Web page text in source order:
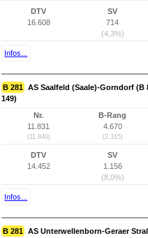
DTV
16.608
SV
714
(4,3%)
Infos...
B 281 AS Saalfeld (Saale)-Gorndorf (B
149)
Nr.
11.831
(11.840)
B-Rang
4.670
(2.315)
DTV
14.452
SV
1.156
(8,0%)
Infos...
B 281 AS Unterwellenborn-Geraer